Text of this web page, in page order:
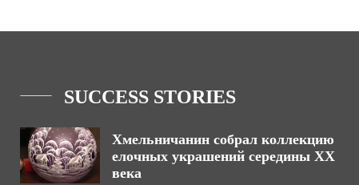
SUCCESS STORIES
Хмельничанин собрал коллекцию
елочных украшений середины ХХ
века